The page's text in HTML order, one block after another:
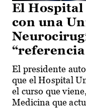
El Hospital
con una
El presidente
que el Hospital
el curso que
Medicina que